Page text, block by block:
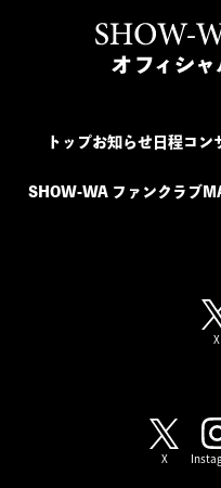
トップお知らせ日程コン
SHOW-WA ファンクラブ
X
X